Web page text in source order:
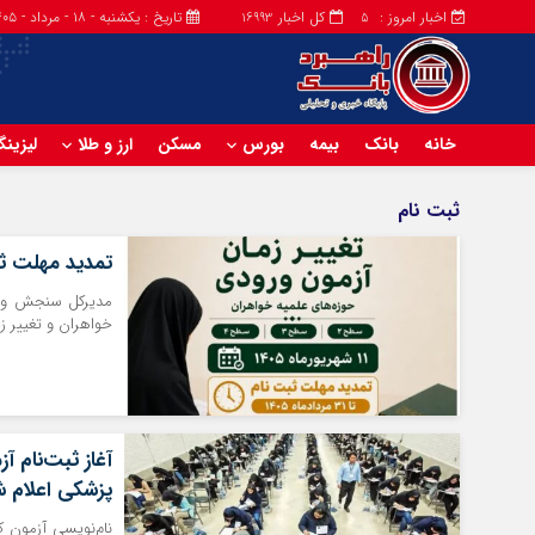
کل اخبار 16993 اخبار امروز : 5 تاریخ : یکشنبه - ۱۸ - مرداد - ۱۴۰۵
خانه بانک بیمه بورس مسکن ارز و طلا
ثبت نام
تمدید مهلت
مدیرکل سنجش و
خواهران و تغییر
آغاز ثبت‌نام
پزشکی اعلام